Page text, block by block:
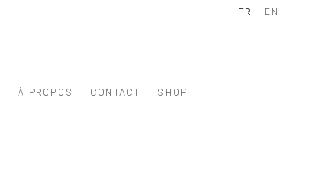
À PROPOS CONTACT SHOP
FR EN